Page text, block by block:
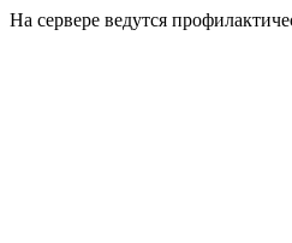
На сервере ведутся